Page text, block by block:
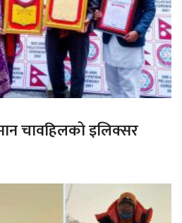
चावहिलको इलिक्सर